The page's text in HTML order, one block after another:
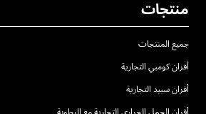
منتجات
جميع المنتجات
أفران كومبي التجارية
أفران سبيد التجارية
أفران الحمل الحراري التجارية مع الرطوبة